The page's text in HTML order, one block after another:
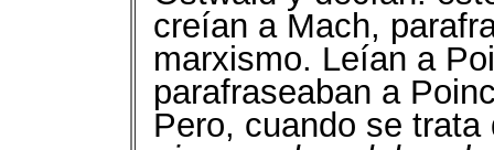
creían a Mach,
marxismo. Leían a
parafraseaban a
Pero, cuando se